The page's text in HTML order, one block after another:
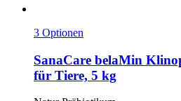
3 Optionen
SanaCare belaMin
für Tiere, 5 kg